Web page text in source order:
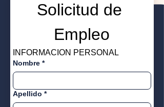
Solicitud de
Empleo
INFORMACION PERSONAL
Nombre *
Apellido *